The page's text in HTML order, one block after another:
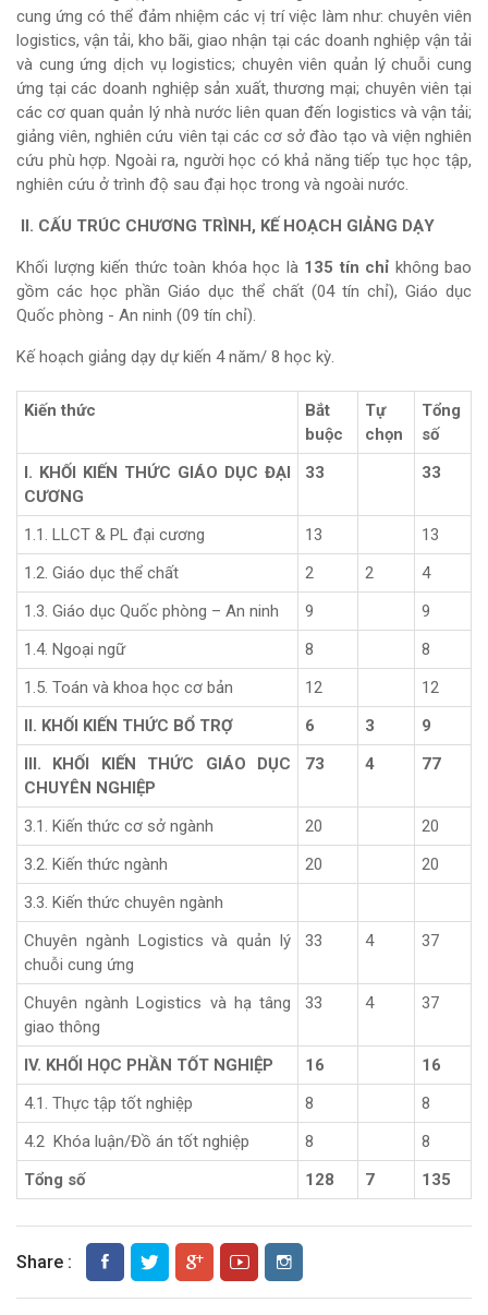
cung ứng có thể đảm nhiệm các vị trí việc làm như: chuyên viên
logistics, vận tải, kho bãi, giao nhận tại các doanh nghiệp vận tải
và cung ứng dịch vụ logistics; chuyên viên quản lý chuỗi cung
ứng tại các doanh nghiệp sản xuất, thương mại; chuyên viên tại
các cơ quan quản lý nhà nước liên quan đến logistics và vận tải;
giảng viên, nghiên cứu viên tại các cơ sở đào tạo và viện nghiên
cứu phù hợp. Ngoài ra, người học có khả năng tiếp tục học tập,
nghiên cứu ở trình độ sau đại học trong và ngoài nước.
II. CẤU TRÚC CHƯƠNG TRÌNH, KẾ HOẠCH GIẢNG DẠY
Khối lượng kiến thức toàn khóa học là 135 tín chỉ không bao
gồm các học phần Giáo dục thể chất (04 tín chỉ), Giáo dục
Quốc phòng - An ninh (09 tín chỉ).
Kế hoạch giảng dạy dự kiến 4 năm/ 8 học kỳ.
Kiến thức
Bắt
buộc
Tự
chọn
Tổng
số
I. KHỐI KIẾN THỨC GIÁO DỤC ĐẠI
CƯƠNG
33 33
1.1. LLCT & PL đại cương 13
13
1.2. Giáo dục thể chất
2 2
4
1.3. Giáo dục Quốc phòng – An ninh
9
9
1.4. Ngoại ngữ
8
8
1.5. Toán và khoa học cơ bản
12
12
II. KHỐI KIẾN THỨC BỔ TRỢ
6 3
9
III. KHỐI KIẾN THỨC GIÁO DỤC
CHUYÊN NGHIỆP
73 4 77
3.1. Kiến thức cơ sở ngành 20
20
3.2. Kiến thức ngành
20
20
3.3. Kiến thức chuyên ngành
Chuyên ngành Logistics và quản lý
chuỗi cung ứng
33 4 37
Chuyên ngành Logistics và hạ tâng
giao thông
33 4 37
IV. KHỐI HỌC PHẦN TỐT NGHIỆP 16
16
4.1. Thực tập tốt nghiệp
8
8
4.2 Khóa luận/Đồ án tốt nghiệp
8
8
Tổng số
128 7 135
Share :